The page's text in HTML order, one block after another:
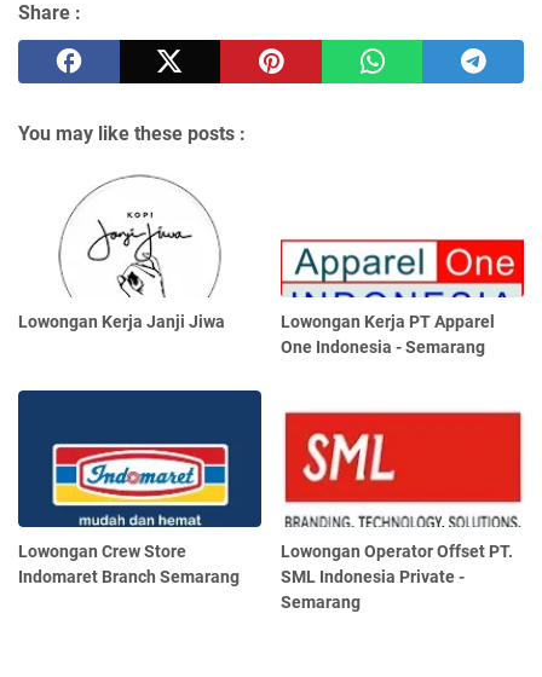
Share :
You may like these posts :
Lowongan Kerja Janji Jiwa
Lowongan Kerja PT Apparel
One Indonesia - Semarang
Lowongan Crew Store
Indomaret Branch Semarang
Lowongan Operator Offset PT.
SML Indonesia Private -
Semarang